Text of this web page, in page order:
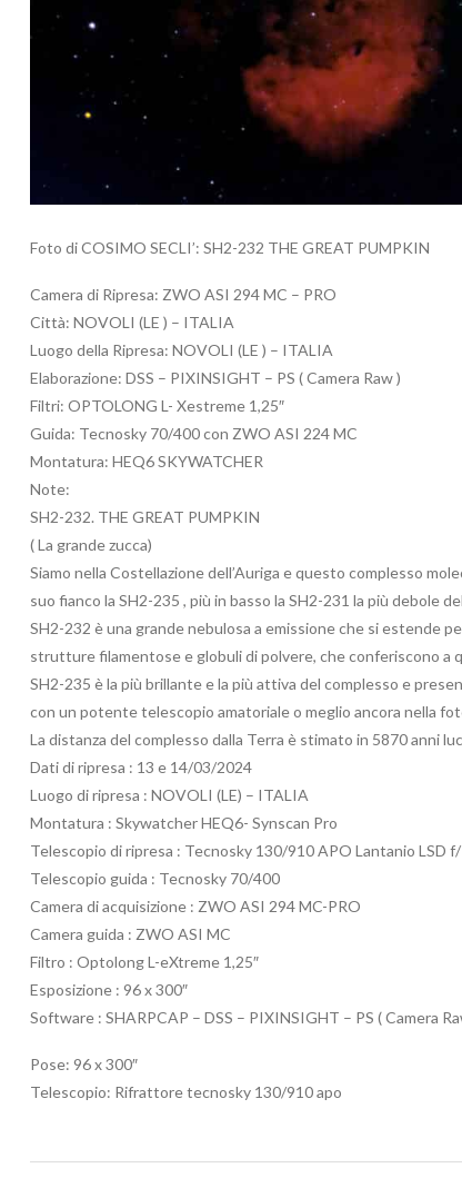
Foto di COSIMO SECLI’: SH2-232 THE GREAT PUMPKIN
Camera di Ripresa: ZWO ASI 294 MC – PRO
Città: NOVOLI (LE ) – ITALIA
Luogo della Ripresa: NOVOLI (LE ) – ITALIA
Elaborazione: DSS – PIXINSIGHT – PS ( Camera Raw )
Filtri: OPTOLONG L- Xestreme 1,25″
Guida: Tecnosky 70/400 con ZWO ASI 224 MC
Montatura: HEQ6 SKYWATCHER
Note:
SH2-232. THE GREAT PUMPKIN
( La grande zucca)
Siamo nella Costellazione dell’Auriga e questo complesso
suo fianco la SH2-235 , più in basso la SH2-231 la più debole
SH2-232 è una grande nebulosa a emissione che si estende
strutture filamentose e globuli di polvere, che conferiscono a
SH2-235 è la più brillante e la più attiva del complesso e
con un potente telescopio amatoriale o meglio ancora nella
La distanza del complesso dalla Terra è stimato in 5870 anni
Dati di ripresa : 13 e 14/03/2024
Luogo di ripresa : NOVOLI (LE) – ITALIA
Montatura : Skywatcher HEQ6- Synscan Pro
Telescopio di ripresa : Tecnosky 130/910 APO Lantanio LSD
Telescopio guida : Tecnosky 70/400
Camera di acquisizione : ZWO ASI 294 MC-PRO
Camera guida : ZWO ASI MC
Filtro : Optolong L-eXtreme 1,25″
Esposizione : 96 x 300″
Software : SHARPCAP – DSS – PIXINSIGHT – PS ( Camera
Pose: 96 x 300″
Telescopio: Rifrattore tecnosky 130/910 apo